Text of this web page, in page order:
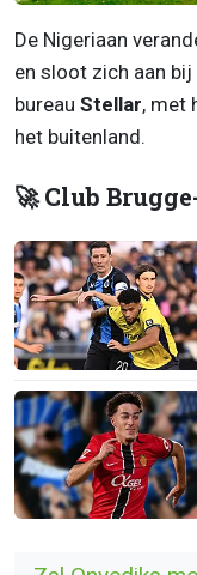
De Nigeriaan
en sloot zich aan
bureau Stellar, met
het buitenland.
🚀 Club